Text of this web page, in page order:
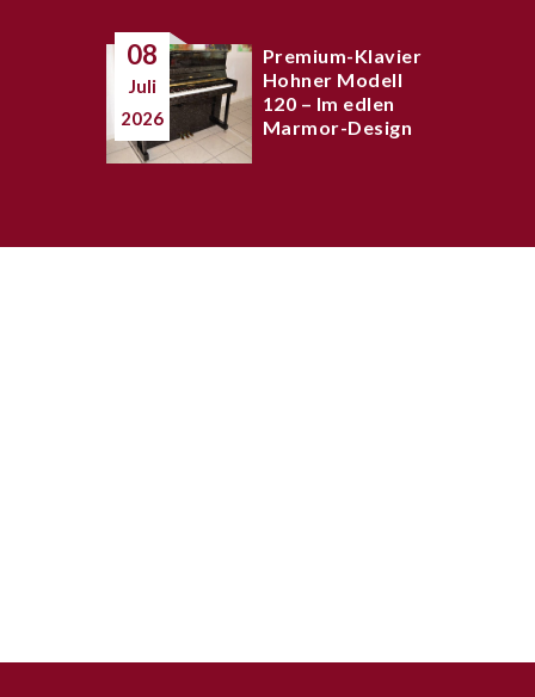
08
Juli
2026
Premium-Klavier
Hohner Modell
120 – Im edlen
Marmor-Design